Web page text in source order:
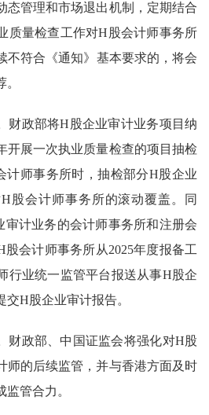
态管理和市场退出机制， 定期结合
质量检查工作对H股会计师事务所
不符合 《通知》 基本要求的， 将会
财政部将H股企业审计业务项目纳
开展一次执业质量检查的项目抽检
计师事务所时，抽检部分H股企业
股会计师事务所的滚动覆盖。
同
审计业务的会计师事务所和注册会
会计师事务所从2025年度报备工
行业统一监管平台报送从事H股企
H股企业审计报告。
财政部、中国证监会将强化对H股
师的后续监管，并与香港方面及时
管合力。